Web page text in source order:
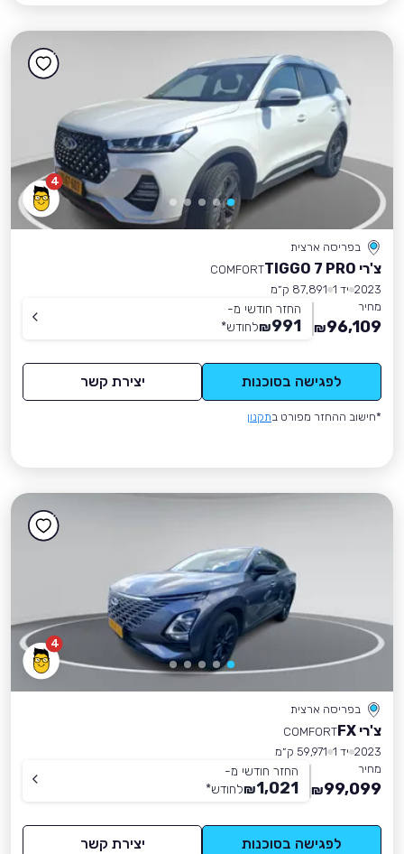
4
בפריסה ארצית
צ'רי TIGGO 7 PRO
COMFORT
2023 יד 1
87,891 ק״מ
מחיר
96,109
₪
החזר חודשי מ-
991
₪לחודש*
לפגישה בסוכנות יצירת קשר
*חישוב ההחזר מפורט בתקנון
4
בפריסה ארצית
צ'רי FX
COMFORT
2023 יד 1
59,971 ק״מ
מחיר
99,099
₪
החזר חודשי מ-
1,021
₪לחודש*
לפגישה בסוכנות יצירת קשר